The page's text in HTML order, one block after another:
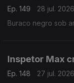
Ep. 149
28 jul. 2026
Buraco negro sob
Inspetor Max
Ep. 148
27 jul. 2026